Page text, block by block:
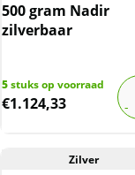
500 gram Nadir
zilverbaar
5stuks op voorraad
€1.124,33
Zilver